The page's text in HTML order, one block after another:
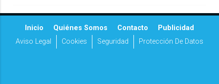
Inicio Quiénes Somos Contacto
Publicidad
Aviso Legal
Cookies Seguridad Protección De Datos